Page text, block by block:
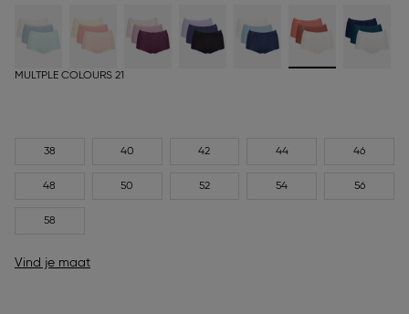
MULTPLE COLOURS 21
38 40 42 44 46
48 50 52 54 56
58
Vind je maat